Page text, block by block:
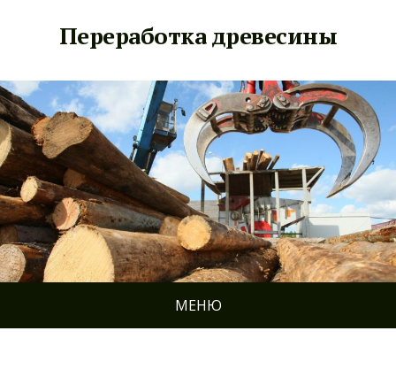
Переработка древесины
МЕНЮ